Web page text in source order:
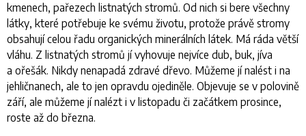
kmenech, pařezech listnatých stromů. Od nich si bere všechny
látky, které potřebuje ke svému životu, protože právě stromy
obsahují celou řadu organických minerálních látek. Má ráda větší
vláhu. Z listnatých stromů jí vyhovuje nejvíce dub, buk, jíva
a ořešák. Nikdy nenapadá zdravé dřevo. Můžeme jí nalést i na
jehličnanech, ale to jen opravdu ojediněle. Objevuje se v polovině
září, ale můžeme jí nalézt i v listopadu či začátkem prosince,
roste až do března.